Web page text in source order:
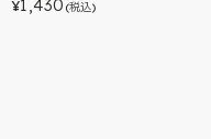
¥1,430 (税込)